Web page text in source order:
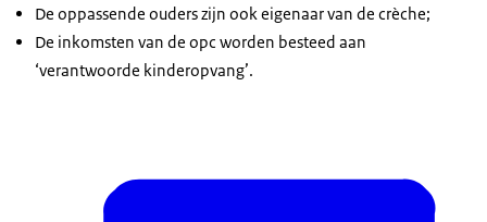
De oppassende ouders zijn ook eigenaar van de crèche;
De inkomsten van de opc worden besteed aan
‘verantwoorde kinderopvang’.